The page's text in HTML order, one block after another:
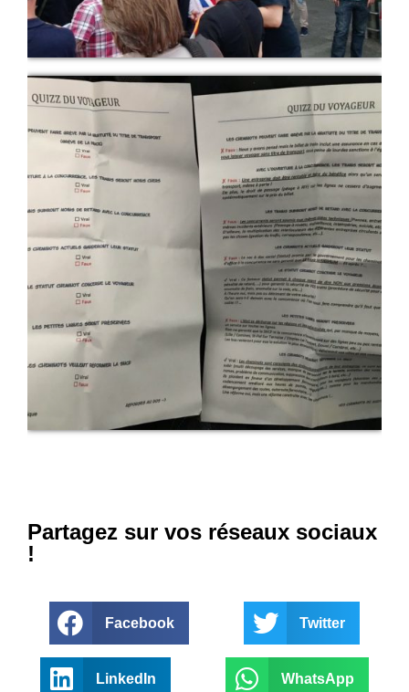
Partagez sur vos réseaux sociaux
!
Facebook Twitter
LinkedIn WhatsApp